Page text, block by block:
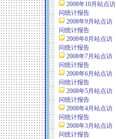
2008年10月站点访
问统计报告
2008年9月站点访
问统计报告
2008年8月站点访
问统计报告
2008年7月站点访
问统计报告
2008年6月站点访
问统计报告
2008年5月站点访
问统计报告
2008年4月站点访
问统计报告
2008年3月站点访
问统计报告